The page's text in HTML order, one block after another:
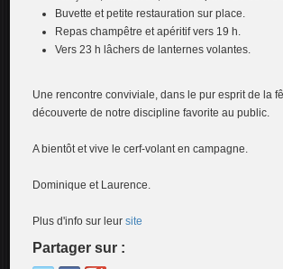
Buvette et petite restauration sur place.
Repas champêtre et apéritif vers 19 h.
Vers 23 h lâchers de lanternes volantes.
Une rencontre conviviale, dans le pur esprit de la
découverte de notre discipline favorite au public.
A bientôt et vive le cerf-volant en campagne.
Dominique et Laurence.
Plus d'info sur leursite
Partager sur :